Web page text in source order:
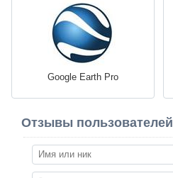
Google Earth Pro
Отзывы пользователей